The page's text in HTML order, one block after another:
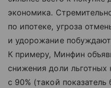
экономика.
по ипотеке, угроза
и удорожание
К примеру, Минфин
снижения доли льготных
с 90% (такой